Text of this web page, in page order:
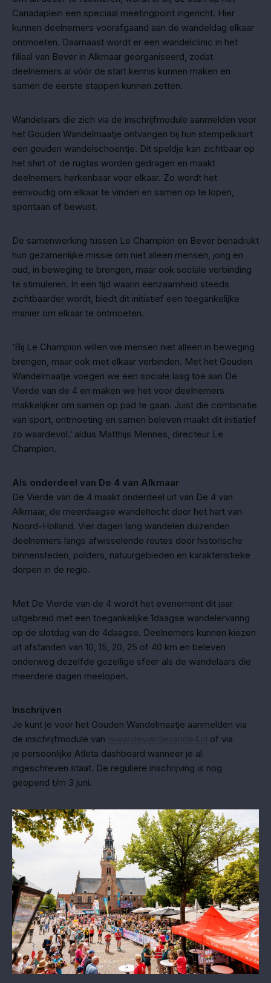
Canadaplein een speciaal meetingpoint ingericht. Hier
kunnen deelnemers voorafgaand aan de wandeldag elkaar
ontmoeten. Daarnaast wordt er een wandelclinic in het
filiaal van Bever in Alkmaar georganiseerd, zodat
deelnemers al vóór de start kennis kunnen maken en
samen de eerste stappen kunnen zetten.
Wandelaars die zich via de inschrijfmodule aanmelden voor
het Gouden Wandelmaatje ontvangen bij hun stempelkaart
een gouden wandelschoentje. Dit speldje kan zichtbaar op
het shirt of de rugtas worden gedragen en maakt
deelnemers herkenbaar voor elkaar. Zo wordt het
eenvoudig om elkaar te vinden en samen op te lopen,
spontaan of bewust.
De samenwerking tussen Le Champion en Bever benadrukt
hun gezamenlijke missie om niet alleen mensen, jong en
oud, in beweging te brengen, maar ook sociale verbinding
te stimuleren. In een tijd waarin eenzaamheid steeds
zichtbaarder wordt, biedt dit initiatief een toegankelijke
manier om elkaar te ontmoeten.
‘Bij Le Champion willen we mensen niet alleen in beweging
brengen, maar ook met elkaar verbinden. Met het Gouden
Wandelmaatje voegen we een sociale laag toe aan De
Vierde van de 4 en maken we het voor deelnemers
makkelijker om samen op pad te gaan. Juist die combinatie
van sport, ontmoeting en samen beleven maakt dit initiatief
zo waardevol.’ aldus Matthijs Mennes, directeur Le
Champion.
Als onderdeel van De 4 van Alkmaar
De Vierde van de 4 maakt onderdeel uit van De 4 van
Alkmaar, de meerdaagse wandeltocht door het hart van
Noord-Holland. Vier dagen lang wandelen duizenden
deelnemers langs afwisselende routes door historische
binnensteden, polders, natuurgebieden en karakteristieke
dorpen in de regio.
Met De Vierde van de 4 wordt het evenement dit jaar
uitgebreid met een toegankelijke 1daagse wandelervaring
op de slotdag van de 4daagse. Deelnemers kunnen kiezen
uit afstanden van 10, 15, 20, 25 of 40 km en beleven
onderweg dezelfde gezellige sfeer als de wandelaars die
meerdere dagen meelopen.
Inschrijven
Je kunt je voor het Gouden Wandelmaatje aanmelden via
de inschrijfmodule van
of via
je persoonlijke Atleta dashboard wanneer je al
ingeschreven staat. De reguliere inschrijving is nog
geopend t/m 3 juni.